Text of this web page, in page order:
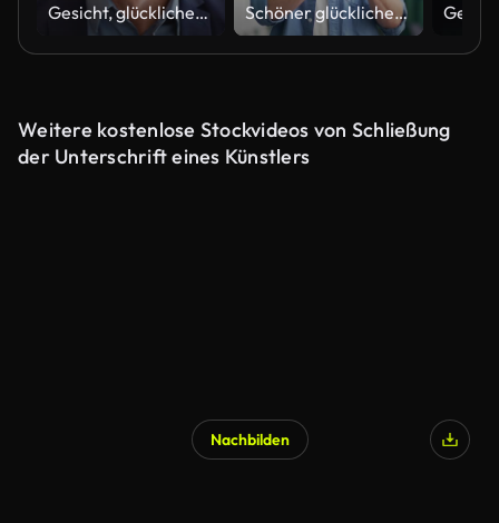
Gesicht, glücklicher Anwalt und Mann im Büro, Unternehmen und Arbeitsplatz. Porträt, Lächeln und professioneller Anwalt, Angestellter oder Arbeiter, Anwalt und Notar, Berater und Unternehmensberater in Australien Schöner glücklicher bärtiger Geschäftsmann im lässigen Stehen in der Nähe eines modernen Geschäftsbüros
Weitere kostenlose Stockvideos von Schließung
der Unterschrift eines Künstlers
Nachbilden